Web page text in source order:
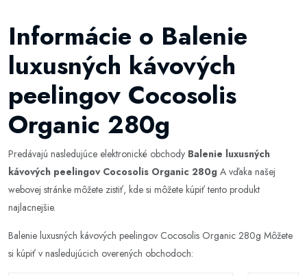
Informácie o Balenie
luxusných kávových
peelingov Cocosolis
Organic 280g
Predávajú nasledujúce elektronické obchody Balenie luxusných
kávových peelingov Cocosolis Organic 280g A vďaka našej
webovej stránke môžete zistiť, kde si môžete kúpiť tento produkt
najlacnejšie.
Balenie luxusných kávových peelingov Cocosolis Organic 280g Môžete
si kúpiť v nasledujúcich overených obchodoch: